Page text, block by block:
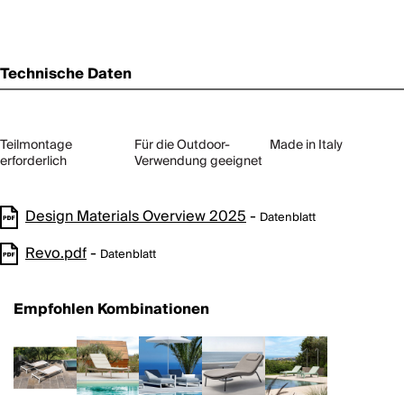
Technische Daten
Teilmontage
erforderlich
Für die Outdoor-
Verwendung geeignet
Made in Italy
Design Materials Overview 2025- Datenblatt
Revo.pdf- Datenblatt
Empfohlen Kombinationen